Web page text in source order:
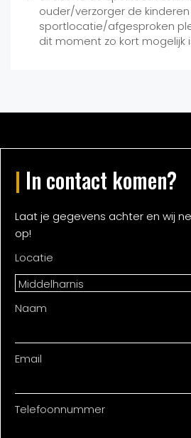
ouder/verzorger de
sportlocatie/afgesproken
dit moment zo kort mogelijk
| In contact komen?
Laat je gegevens achter en wij
op!
Locatie
Naam
Email
Telefoonnummer